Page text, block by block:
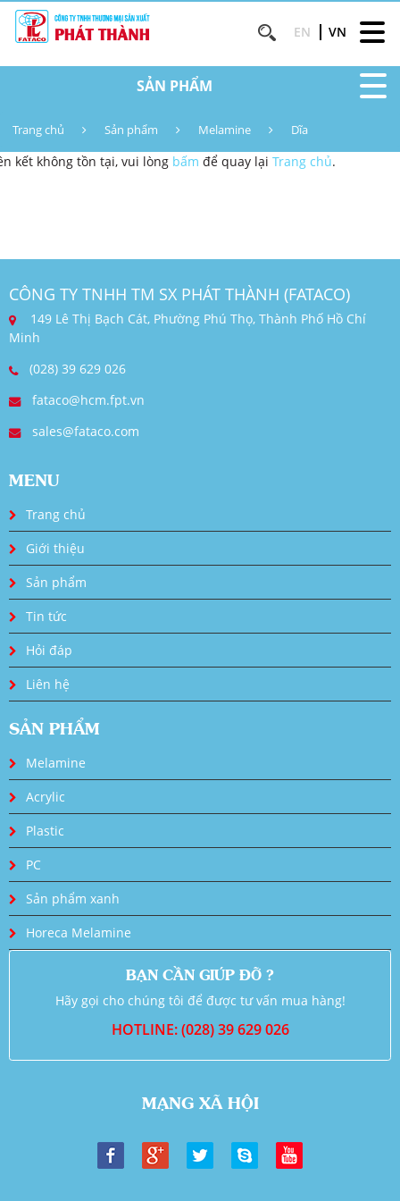
EN VN
SẢN PHẨM
Trang chủ Sản phẩm Melamine Dĩa
kết không tồn tại, vui lòng bấm để quay lại Trang chủ.
CÔNG TY TNHH TM SX PHÁT THÀNH (FATACO)
149 Lê Thị Bạch Cát, Phường Phú Thọ, Thành Phố Hồ Chí
Minh
(028) 39 629 026
fataco@hcm.fpt.vn
sales@fataco.com
MENU
Trang chủ
Giới thiệu
Sản phẩm
Tin tức
Hỏi đáp
Liên hệ
SẢN PHẨM
Melamine
Acrylic
Plastic
PC
Sản phẩm xanh
Horeca Melamine
BẠN CẦN GIÚP ĐỠ ?
Hãy gọi cho chúng tôi để được tư vấn mua hàng!
HOTLINE: (028) 39 629 026
MẠNG XÃ HỘI